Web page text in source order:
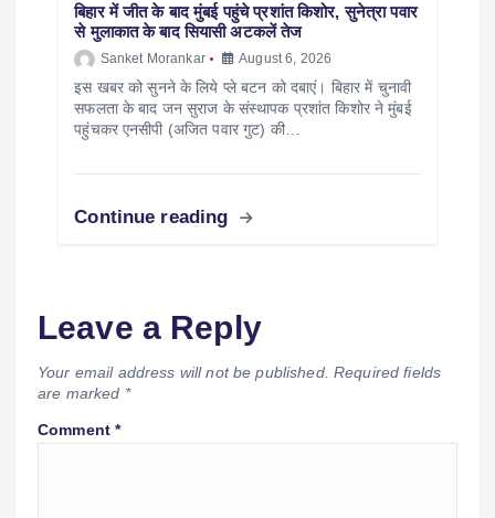
बिहार में जीत के बाद मुंबई पहुंचे प्रशांत किशोर, सुनेत्रा पवार
से मुलाकात के बाद सियासी अटकलें तेज
Sanket Morankar August 6, 2026
इस खबर को सुनने के लिये प्ले बटन को दबाएं। बिहार में चुनावी
सफलता के बाद जन सुराज के संस्थापक प्रशांत किशोर ने मुंबई
पहुंचकर एनसीपी (अजित पवार गुट) की…
Continue reading
Leave a Reply
Your email address will not be published. Required fields
are marked *
Comment*